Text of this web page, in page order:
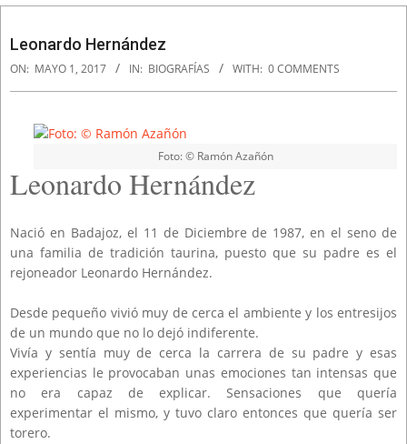
Menu
Leonardo Hernández
ON: MAYO 1, 2017 IN: BIOGRAFÍAS WITH: 0 COMMENTS
Foto: © Ramón Azañón
Leonardo Hernández
Nació en Badajoz, el 11 de Diciembre de 1987, en el seno de
una familia de tradición taurina, puesto que su padre es el
rejoneador Leonardo Hernández.
Desde pequeño vivió muy de cerca el ambiente y los entresijos
de un mundo que no lo dejó indiferente.
Vivía y sentía muy de cerca la carrera de su padre y esas
experiencias le provocaban unas emociones tan intensas que
no era capaz de explicar. Sensaciones que quería
experimentar el mismo, y tuvo claro entonces que quería ser
torero.